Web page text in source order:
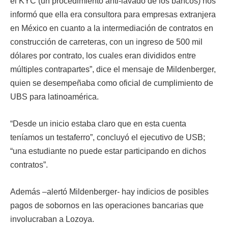
informó que ella era consultora para empresas extranjera
en México en cuanto a la intermediación de contratos en
construcción de carreteras, con un ingreso de 500 mil
dólares por contrato, los cuales eran divididos entre
múltiples contrapartes”, dice el mensaje de Mildenberger,
quien se desempeñaba como oficial de cumplimiento de
UBS para latinoamérica.
“Desde un inicio estaba claro que en esta cuenta
teníamos un testaferro”, concluyó el ejecutivo de USB;
“una estudiante no puede estar participando en dichos
contratos”.
Además –alertó Mildenberger- hay indicios de posibles
pagos de sobornos en las operaciones bancarias que
involucraban a Lozoya.